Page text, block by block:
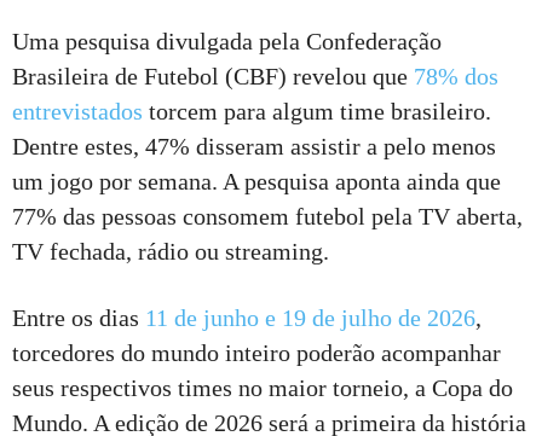
Uma pesquisa divulgada pela Confederação
Brasileira de Futebol (CBF) revelou que 78% dos
entrevistados torcem para algum time brasileiro.
Dentre estes, 47% disseram assistir a pelo menos
um jogo por semana. A pesquisa aponta ainda que
77% das pessoas consomem futebol pela TV aberta,
TV fechada, rádio ou streaming.
Entre os dias 11 de junho e 19 de julho de 2026,
torcedores do mundo inteiro poderão acompanhar
seus respectivos times no maior torneio, a Copa do
Mundo. A edição de 2026 será a primeira da história